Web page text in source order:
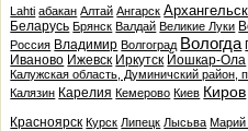
Lahti абакан Алтай Ангарск Архангельск
Беларусь Брянск Валдай Великие Луки
Россия Владимир Волгоград Вологда
Иваново Ижевск Иркутск Йошкар-Ола
Калужская область, Думиничский район,
Калязин Карелия Кемерово Киев Киров
Красноярск Курск Липецк Лысьва